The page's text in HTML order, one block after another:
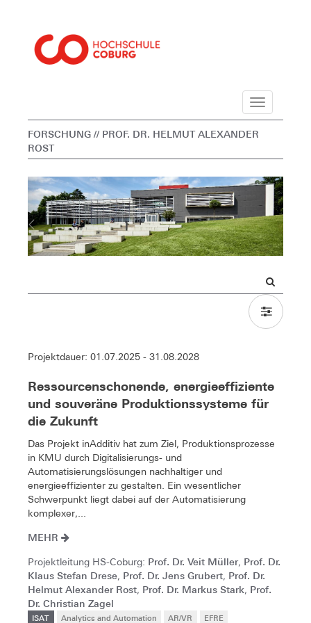
Navigation
FORSCHUNG // PROF. DR. HELMUT ALEXANDER
ROST
Projektdauer: 01.07.2025 - 31.08.2028
Ressourcenschonende, energieeffiziente
und souveräne Produktionssysteme für
die Zukunft
Das Projekt inAdditiv hat zum Ziel, Produktionsprozesse
in KMU durch Digitalisierungs- und
Automatisierungslösungen nachhaltiger und
energieeffizienter zu gestalten. Ein wesentlicher
Schwerpunkt liegt dabei auf der Automatisierung
komplexer,...
MEHR
Projektleitung HS-Coburg: Prof. Dr. Veit Müller, Prof. Dr.
Klaus Stefan Drese, Prof. Dr. Jens Grubert, Prof. Dr.
Helmut Alexander Rost, Prof. Dr. Markus Stark, Prof.
Dr. Christian Zagel
ISAT Analytics and Automation AR/VR EFRE